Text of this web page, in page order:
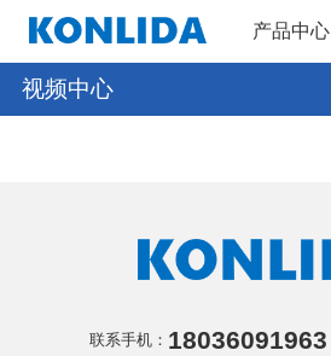
产品中心
视频中心
联系手机： 18036091963